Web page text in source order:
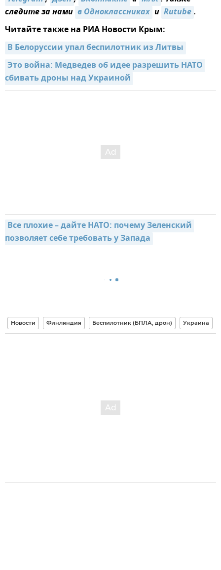
следите за нами в Одноклассниках и Rutube.
Читайте также на РИА Новости Крым:
В Белоруссии упал беспилотник из Литвы
Это война: Медведев об идее разрешить НАТО
сбивать дроны над Украиной
Все плохие – дайте НАТО: почему Зеленский
позволяет себе требовать у Запада
Новости Финляндия Беспилотник (БПЛА, дрон) Украина